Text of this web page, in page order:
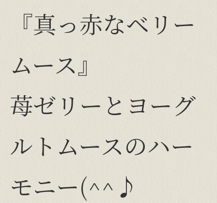
運営者情報
特定商取引法
『真っ赤なベリー
ムース』
苺ゼリーとヨーグ
ルトムースのハー
モニー(^^♪